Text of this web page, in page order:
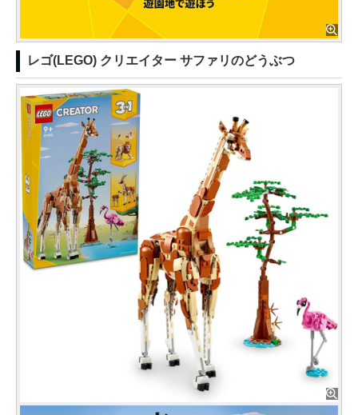
レゴ(LEGO) クリエイター サファリのどうぶつ